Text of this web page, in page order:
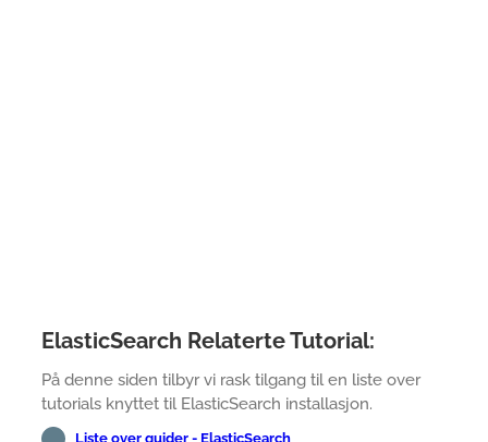
ElasticSearch Relaterte Tutorial:
På denne siden tilbyr vi rask tilgang til en liste over
tutorials knyttet til ElasticSearch installasjon.
Liste over guider - ElasticSearch